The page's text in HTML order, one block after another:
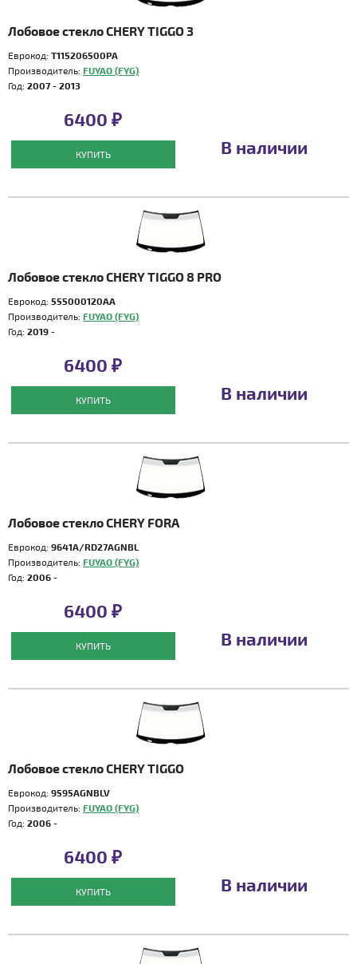
Лобовое стекло CHERY TIGGO 3
Еврокод: T115206500PA
Производитель: FUYAO (FYG)
Год: 2007 - 2013
6400 ₽
КУПИТЬ В наличии
Лобовое стекло CHERY TIGGO 8 PRO
Еврокод: 555000120AA
Производитель: FUYAO (FYG)
Год: 2019 -
6400 ₽
КУПИТЬ В наличии
Лобовое стекло CHERY FORA
Еврокод: 9641A/RD27AGNBL
Производитель: FUYAO (FYG)
Год: 2006 -
6400 ₽
КУПИТЬ В наличии
Лобовое стекло CHERY TIGGO
Еврокод: 9595AGNBLV
Производитель: FUYAO (FYG)
Год: 2006 -
6400 ₽
КУПИТЬ В наличии